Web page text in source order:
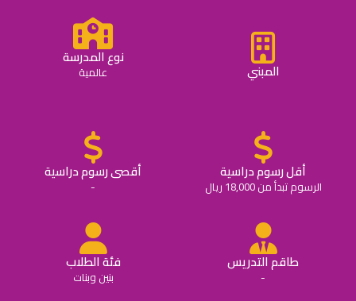
المبني
نوع المدرسة
عالمية
أقل رسوم دراسية
الرسوم تبدأ من 18,000 ريال
أقصى رسوم دراسية
-
طاقم التدريس
-
فئة الطلاب
بنين وبنات